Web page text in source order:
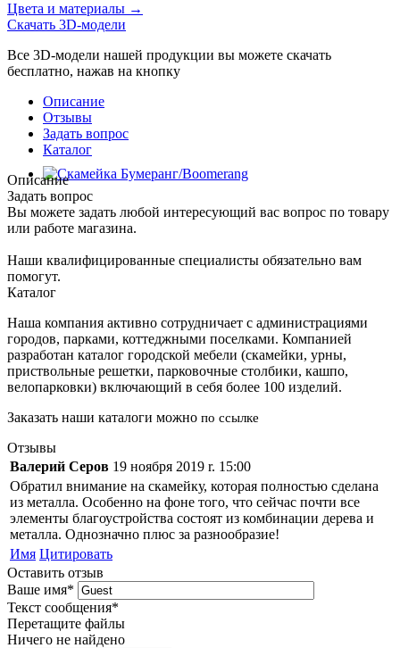
Цвета и материалы →
Скачать 3D-модели
Все 3D-модели нашей продукции вы можете скачать
бесплатно, нажав на кнопку
Описание
Отзывы
Задать вопрос
Каталог
Описание
Задать вопрос
Вы можете задать любой интересующий вас вопрос по товару
или работе магазина.
Наши квалифицированные специалисты обязательно вам
помогут.
Каталог
Наша компания активно сотрудничает с администрациями
городов, парками, коттеджными поселками. Компанией
разработан каталог городской мебели (скамейки, урны,
приствольные решетки, парковочные столбики, кашпо,
велопарковки) включающий в себя более 100 изделий.
Заказать наши каталоги можно по ссылке
Отзывы
Валерий Серов 19 ноября 2019 r. 15:00
Обратил внимание на скамейку, которая полностью сделана
из металла. Особенно на фоне того, что сейчас почти все
элементы благоустройства состоят из комбинации дерева и
металла. Однозначно плюс за разнообразие!
Имя Цитировать
Оставить отзыв
Ваше имя*
Текст сообщения*
Перетащите файлы
Ничего не найдено